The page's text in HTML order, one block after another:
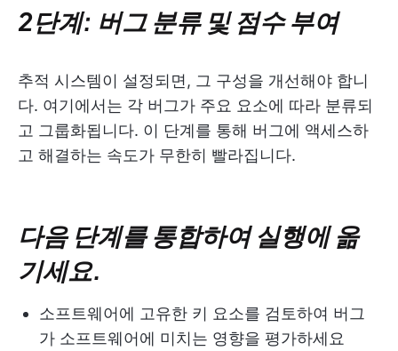
2단계: 버그 분류 및 점수 부여
추적 시스템이 설정되면, 그 구성을 개선해야 합니
다. 여기에서는 각 버그가 주요 요소에 따라 분류되
고 그룹화됩니다. 이 단계를 통해 버그에 액세스하
고 해결하는 속도가 무한히 빨라집니다.
다음 단계를 통합하여 실행에 옮
기세요.
소프트웨어에 고유한 키 요소를 검토하여 버그
가 소프트웨어에 미치는 영향을 평가하세요